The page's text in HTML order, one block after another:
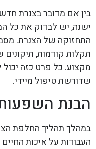
בין אם מדובר בצנרת
ישנה, יש לבדוק את כל
התחזוקה של הצנרת.
תקלות קודמות, תיקונים
מקצוע. כל פרט כזה יכול
שדורשת טיפול מיידי.
הבנת
במהלך תהליך החלפת
העבודות על איכות החיים